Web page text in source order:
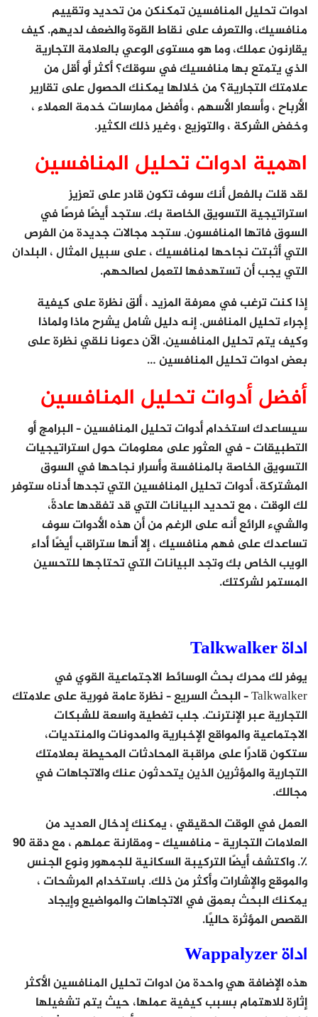
ادوات تحليل المنافسين تمكنكن من تحديد وتقييم
منافسيك، والتعرف على نقاط القوة والضعف لديهم. كيف
يقارنون عملك، وما هو مستوى الوعي بالعلامة التجارية
الذي يتمتع بها منافسيك في سوقك؟ أكثر أو أقل من
علامتك التجارية؟ من خلالها يمكنك الحصول على تقارير
الأرباح ، وأسعار الأسهم ، وأفضل ممارسات خدمة العملاء ،
وخفض الشركة ، والتوزيع ، وغير ذلك الكثير.
اهمية ادوات تحليل المنافسين
لقد قلت بالفعل أنك سوف تكون قادر على تعزيز
استراتيجية التسويق الخاصة بك. ستجد أيضًا فرصًا في
السوق فاتها المنافسون. ستجد مجالات جديدة من الفرص
التي أثبتت نجاحها لمنافسيك ، على سبيل المثال ، البلدان
التي يجب أن تستهدفها لتعمل لصالحهم.
إذا كنت ترغب في معرفة المزيد ، ألق نظرة على كيفية
إجراء تحليل المنافس. إنه دليل شامل يشرح ماذا ولماذا
وكيف يتم تحليل المنافسين. الآن دعونا نلقي نظرة على
بعض ادوات تحليل المنافسين …
أفضل أدوات تحليل المنافسين
سيساعدك استخدام أدوات تحليل المنافسين – البرامج أو
التطبيقات – في العثور على معلومات حول استراتيجيات
التسويق الخاصة بالمنافسة وأسرار نجاحها في السوق
المشتركة، أدوات تحليل المنافسين التي تجدها أدناه ستوفر
لك الوقت ، مع تحديد البيانات التي قد تفقدها عادةً،
والشيء الرائع أنه على الرغم من أن هذه الأدوات سوف
تساعدك على فهم منافسيك ، إلا أنها ستراقب أيضًا أداء
الويب الخاص بك وتجد البيانات التي تحتاجها للتحسين
المستمر لشركتك.
اداة Talkwalker
يوفر لك محرك بحث الوسائط الاجتماعية القوي في
Talkwalker – البحث السريع – نظرة عامة فورية على علامتك
التجارية عبر الإنترنت. جلب تغطية واسعة للشبكات
الاجتماعية والمواقع الإخبارية والمدونات والمنتديات،
ستكون قادرًا على مراقبة المحادثات المحيطة بعلامتك
التجارية والمؤثرين الذين يتحدثون عنك والاتجاهات في
مجالك.
العمل في الوقت الحقيقي ، يمكنك إدخال العديد من
العلامات التجارية – منافسيك – ومقارنة عملهم ، مع دقة 90
٪. واكتشف أيضًا التركيبة السكانية للجمهور ونوع الجنس
والموقع والإشارات وأكثر من ذلك. باستخدام المرشحات ،
يمكنك البحث بعمق في الاتجاهات والمواضيع وإيجاد
القصص المؤثرة حاليًا.
اداة Wappalyzer
هذه الإضافة هي واحدة من ادوات تحليل المنافسين الأكثر
إثارة للاهتمام بسبب كيفية عملها، حيث يتم تشغيلها